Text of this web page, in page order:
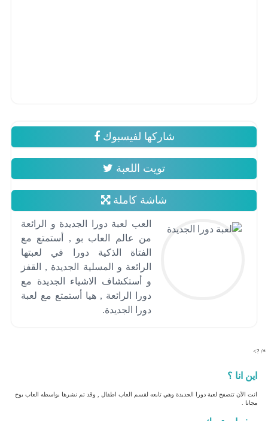
شاركها لفيسبوك
تويت اللعبة
شاشة كاملة
العب لعبة دورا الجديدة و الرائعة
من عالم العاب بو , أستمتع مع
الفتاة الذكية دورا في لعبتها
الرائعة و المسلية الجديدة , القفز
و أستكشاف الاشياء الجديدة مع
دورا الرائعة , هيا أستمتع مع لعبة
دورا الجديدة.
*/ ?>
اين انا ؟
انت الآن تتصفح لعبة دورا الجديدة وهي تابعه لقسم العاب اطفال , وقد تم نشرها بواسطه العاب بوح
مجانا .